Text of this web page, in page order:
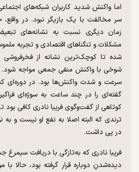
اما واکنش شدید کاربران شبکه‌های
سر مخالفت با یک بازیگر نبود. در
زمان دیگری نسبت به نشانه‌های
مشکلات و تنگناهای اقتصادی و تجربه
شده تا کوچک‌ترین نشانه از
شوخی‌ با واکنش منفی جمعی مواجه شود.
سرعت و شدت واکنش‌ها بود. در دوره‌ای
گفته‌ای را در چند ساعت به سوژه‌ای
کوتاهی از گفت‌وگوی فریبا نادری کافی بود
ترندی که البته اصلا به نفع او نیست و
در پی داشت.
فریبا نادری که به‌تازگی با دریافت سیمرغ
دیده‌شدنِ دوباره قرار گرفته بود، حالا